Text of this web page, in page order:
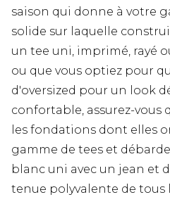
saison qui donne à votre
solide sur laquelle
un tee uni, imprimé, rayé
ou que vous optiez pour
d'oversized pour un look
confortable, assurez-vous
les fondations dont elles
gamme de tees et
blanc uni avec un jean et
tenue polyvalente de tous